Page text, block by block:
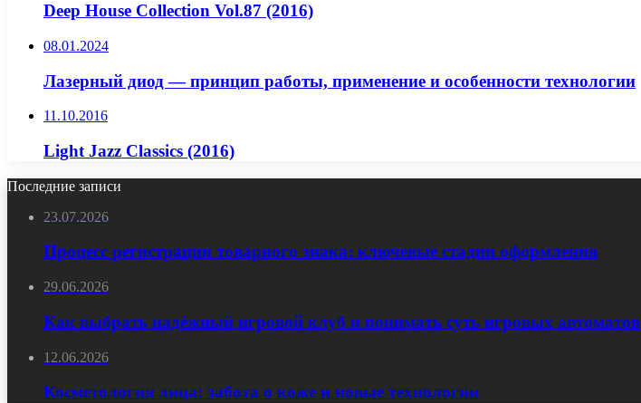
Deep House Collection Vol.87 (2016)
08.01.2024
Лазерный диод — принцип работы, применение и особенности технологии
11.10.2016
Light Jazz Classics (2016)
Последние записи
23.07.2026
Процесс регистрации товарного знака: ключевые стадии оформления
29.06.2026
Как выбрать надёжный игровой клуб и понимать суть игровых автоматов
12.06.2026
Косметология лица: забота о коже и новые технологии